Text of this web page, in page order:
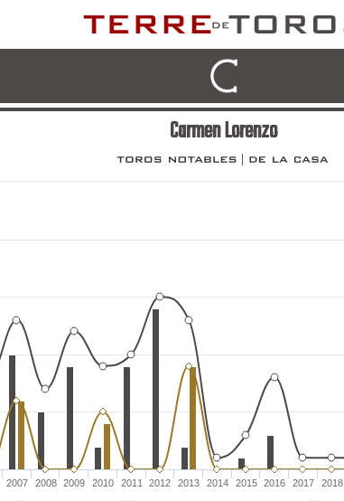
Carmen Lorenzo
2007 2008 2009 2010 2011 2012 2013 2014 2015 2016 2017 2018